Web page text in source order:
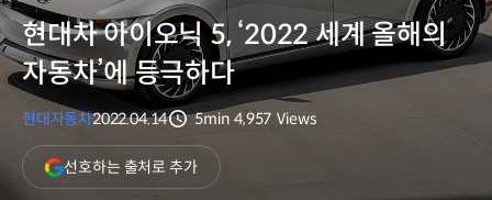
현대차 아이오닉 5, ‘2022 세계 올해의
자동차’에 등극하다
현대자동차2022.04.14
5min
조회수
4,957 Views
선호하는 출처로 추가(새
창